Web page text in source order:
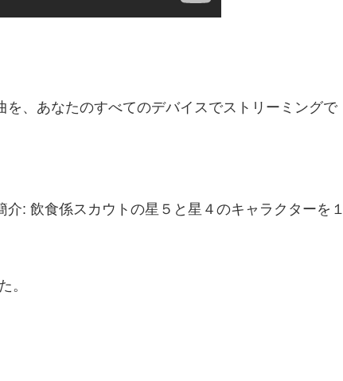
、あなたのすべてのデバイスでストリーミングで
: 飲食係スカウトの星５と星４のキャラクターを１
。